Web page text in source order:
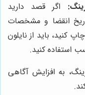
اگر قصد دارید
تاریخ انقضا و مشخصات
کنید، باید از نایلون
استفاده کنید.
به افزایش آگاهی